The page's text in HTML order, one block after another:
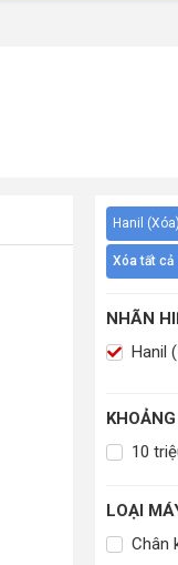
Hanil (Xóa)
Xóa tất cả
NHÃN
Hanil
10
LOẠI
Chân